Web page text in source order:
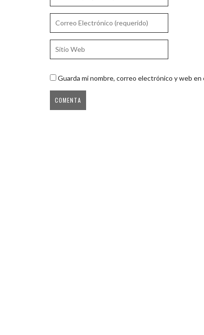
Guarda mi nombre, correo electrónico y web